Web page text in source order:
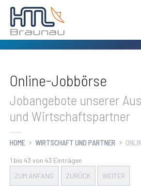
Online-Jobbörse
Jobangebote unserer
und Wirtschaftspartner
HOME WIRTSCHAFT UND PARTNER
1 bis 43 von 43 Einträgen
ZUM ANFANG
ZURÜCK WEITER